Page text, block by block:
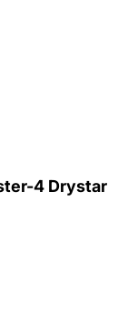
4 Drystar